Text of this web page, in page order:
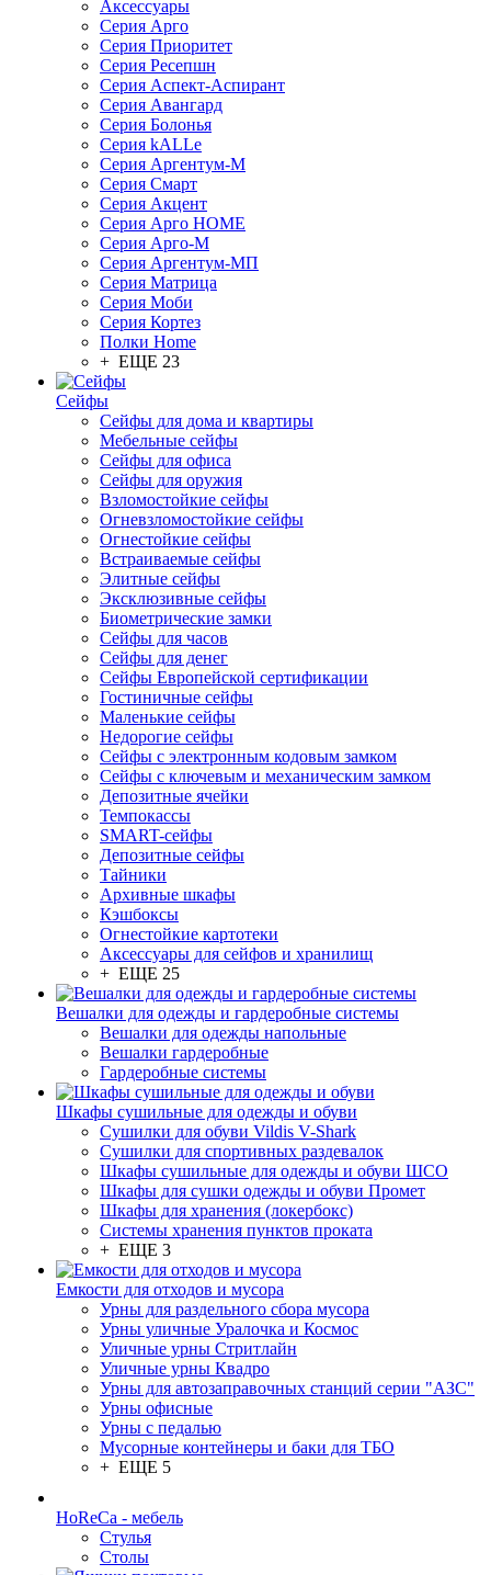
Аксессуары
Серия Арго
Серия Приоритет
Серия Ресепшн
Серия Аспект-Аспирант
Серия Авангард
Серия Болонья
Серия kALLe
Серия Аргентум-М
Серия Смарт
Серия Акцент
Серия Арго HOME
Серия Арго-М
Серия Аргентум-МП
Серия Матрица
Серия Моби
Серия Кортез
Полки Home
+ ЕЩЕ 23
Сейфы
Сейфы для дома и квартиры
Мебельные сейфы
Сейфы для офиса
Сейфы для оружия
Взломостойкие сейфы
Огневзломостойкие сейфы
Огнестойкие сейфы
Встраиваемые сейфы
Элитные сейфы
Эксклюзивные сейфы
Биометрические замки
Сейфы для часов
Сейфы для денег
Сейфы Европейской сертификации
Гостиничные сейфы
Маленькие сейфы
Недорогие сейфы
Сейфы с электронным кодовым замком
Сейфы с ключевым и механическим замком
Депозитные ячейки
Темпокассы
SMART-сейфы
Депозитные сейфы
Тайники
Архивные шкафы
Кэшбоксы
Огнестойкие картотеки
Аксессуары для сейфов и хранилищ
+ ЕЩЕ 25
Вешалки для одежды и гардеробные системы
Вешалки для одежды напольные
Вешалки гардеробные
Гардеробные системы
Шкафы сушильные для одежды и обуви
Сушилки для обуви Vildis V-Shark
Сушилки для спортивных раздевалок
Шкафы сушильные для одежды и обуви ШСО
Шкафы для сушки одежды и обуви Промет
Шкафы для хранения (локербокс)
Системы хранения пунктов проката
+ ЕЩЕ 3
Емкости для отходов и мусора
Урны для раздельного сбора мусора
Урны уличные Уралочка и Космос
Уличные урны Стритлайн
Уличные урны Квадро
Урны для автозаправочных станций серии "АЗС"
Урны офисные
Урны с педалью
Мусорные контейнеры и баки для ТБО
+ ЕЩЕ 5
HoReCa - мебель
Стулья
Столы